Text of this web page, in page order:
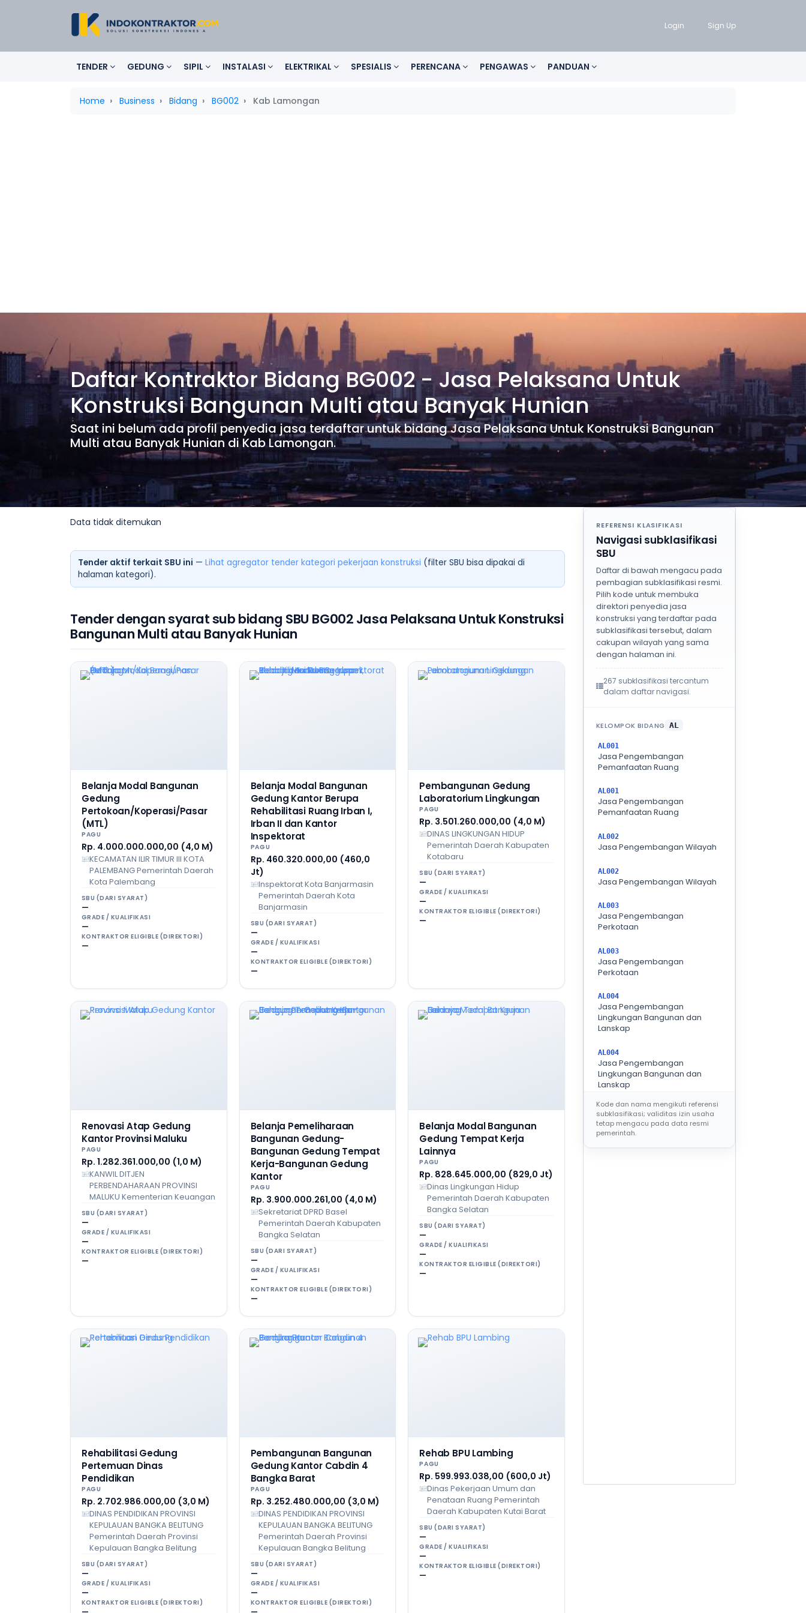
Login Sign Up
TENDER GEDUNG SIPIL INSTALASI ELEKTRIKAL SPESIALIS PERENCANA PENGAWAS PANDUAN
Home Business Bidang BG002 Kab Lamongan
Daftar Kontraktor Bidang BG002 - Jasa Pelaksana Untuk
Konstruksi Bangunan Multi atau Banyak Hunian
Saat ini belum ada profil penyedia jasa terdaftar untuk bidang Jasa Pelaksana Untuk Konstruksi Bangunan
Multi atau Banyak Hunian di Kab Lamongan.
Data tidak ditemukan
Tender aktif terkait SBU ini — Lihat agregator tender kategori pekerjaan konstruksi (filter SBU bisa dipakai di
halaman kategori).
Tender dengan syarat sub bidang SBU BG002 Jasa Pelaksana Untuk Konstruksi
Bangunan Multi atau Banyak Hunian
Belanja Modal Bangunan
Gedung
Pertokoan/Koperasi/Pasar
(MTL)
PAGU
Rp. 4.000.000.000,00 (4,0 M)
KECAMATAN ILIR TIMUR III KOTA
PALEMBANG Pemerintah Daerah
Kota Palembang
SBU (DARI SYARAT)
—
GRADE / KUALIFIKASI
—
KONTRAKTOR ELIGIBLE (DIREKTORI)
—
Belanja Modal Bangunan
Gedung Kantor Berupa
Rehabilitasi Ruang Irban I,
Irban II dan Kantor
Inspektorat
PAGU
Rp. 460.320.000,00 (460,0
Jt)
Inspektorat Kota Banjarmasin
Pemerintah Daerah Kota
Banjarmasin
SBU (DARI SYARAT)
—
GRADE / KUALIFIKASI
—
KONTRAKTOR ELIGIBLE (DIREKTORI)
—
Pembangunan Gedung
Laboratorium Lingkungan
PAGU
Rp. 3.501.260.000,00 (4,0 M)
DINAS LINGKUNGAN HIDUP
Pemerintah Daerah Kabupaten
Kotabaru
SBU (DARI SYARAT)
—
GRADE / KUALIFIKASI
—
KONTRAKTOR ELIGIBLE (DIREKTORI)
—
Renovasi Atap Gedung
Kantor Provinsi Maluku
PAGU
Rp. 1.282.361.000,00 (1,0 M)
KANWIL DITJEN
PERBENDAHARAAN PROVINSI
MALUKU Kementerian Keuangan
SBU (DARI SYARAT)
—
GRADE / KUALIFIKASI
—
KONTRAKTOR ELIGIBLE (DIREKTORI)
—
Belanja Pemeliharaan
Bangunan Gedung-
Bangunan Gedung Tempat
Kerja-Bangunan Gedung
Kantor
PAGU
Rp. 3.900.000.261,00 (4,0 M)
Sekretariat DPRD Basel
Pemerintah Daerah Kabupaten
Bangka Selatan
SBU (DARI SYARAT)
—
GRADE / KUALIFIKASI
—
KONTRAKTOR ELIGIBLE (DIREKTORI)
—
Belanja Modal Bangunan
Gedung Tempat Kerja
Lainnya
PAGU
Rp. 828.645.000,00 (829,0 Jt)
Dinas Lingkungan Hidup
Pemerintah Daerah Kabupaten
Bangka Selatan
SBU (DARI SYARAT)
—
GRADE / KUALIFIKASI
—
KONTRAKTOR ELIGIBLE (DIREKTORI)
—
Rehabilitasi Gedung
Pertemuan Dinas
Pendidikan
PAGU
Rp. 2.702.986.000,00 (3,0 M)
DINAS PENDIDIKAN PROVINSI
KEPULAUAN BANGKA BELITUNG
Pemerintah Daerah Provinsi
Kepulauan Bangka Belitung
SBU (DARI SYARAT)
—
GRADE / KUALIFIKASI
—
KONTRAKTOR ELIGIBLE (DIREKTORI)
Pembangunan Bangunan
Gedung Kantor Cabdin 4
Bangka Barat
PAGU
Rp. 3.252.480.000,00 (3,0 M)
DINAS PENDIDIKAN PROVINSI
KEPULAUAN BANGKA BELITUNG
Pemerintah Daerah Provinsi
Kepulauan Bangka Belitung
SBU (DARI SYARAT)
—
GRADE / KUALIFIKASI
—
KONTRAKTOR ELIGIBLE (DIREKTORI)
Rehab BPU Lambing
PAGU
Rp. 599.993.038,00 (600,0 Jt)
Dinas Pekerjaan Umum dan
Penataan Ruang Pemerintah
Daerah Kabupaten Kutai Barat
SBU (DARI SYARAT)
—
GRADE / KUALIFIKASI
—
KONTRAKTOR ELIGIBLE (DIREKTORI)
—
REFERENSI KLASIFIKASI
Navigasi subklasifikasi
SBU
Daftar di bawah mengacu pada
pembagian subklasifikasi resmi.
Pilih kode untuk membuka
direktori penyedia jasa
konstruksi yang terdaftar pada
subklasifikasi tersebut, dalam
cakupan wilayah yang sama
dengan halaman ini.
267 subklasifikasi tercantum
dalam daftar navigasi.
KELOMPOK BIDANG AL
AL001
Jasa Pengembangan
Pemanfaatan Ruang
AL001
Jasa Pengembangan
Pemanfaatan Ruang
AL002
Jasa Pengembangan Wilayah
AL002
Jasa Pengembangan Wilayah
AL003
Jasa Pengembangan
Perkotaan
AL003
Jasa Pengembangan
Perkotaan
AL004
Jasa Pengembangan
Lingkungan Bangunan dan
Lanskap
AL004
Jasa Pengembangan
Lingkungan Bangunan dan
Lanskap
KELOMPOK BIDANG AR
AR001
Jasa PengawasAdministrasi
Kode dan nama mengikuti referensi
subklasifikasi; validitas izin usaha
tetap mengacu pada data resmi
pemerintah.